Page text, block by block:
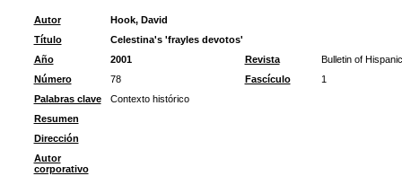
Autor
Hook, David
Título
Celestina's 'frayles devotos'
Año
2001 Revista
Bulletin of
Número
78 Fascículo
1
Palabras clave
Contexto histórico
Resumen
Dirección
Autor
corporativo